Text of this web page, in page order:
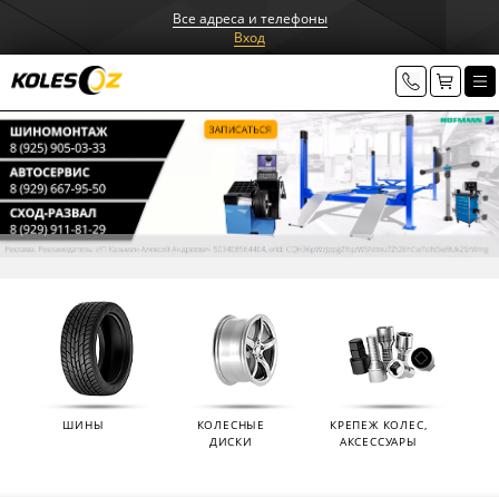
Все адреса и телефоны
Вход
ШИНЫ
КОЛЕСНЫЕ
ДИСКИ
КРЕПЕЖ КОЛЕС,
АКСЕССУАРЫ